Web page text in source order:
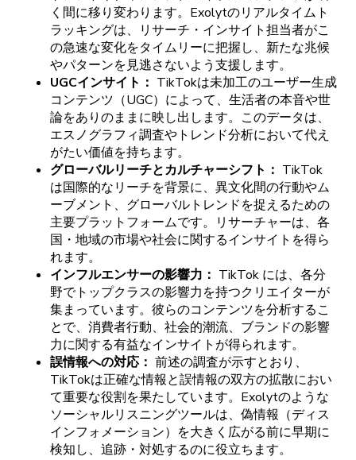
く 間に移り変わります。 Exolytのリアルタイムト
ラッキングは、
リサーチ ・ インサイト担当者がこ
の急速な変化をタイムリーに把握し、 新たな兆候
やパターンを見逃さないよう支援します。
UGCインサイト ： TikTokは未加工のユーザー生成
コンテンツ （UGC）によって、 生活者の本音や世
論をありのままに映し出します。 このデータは、
エスノグラフィ調査や トレンド分析において代え
がたい価値を持ちます。
グローバルリーチとカルチャーシフト ： TikTok
は国際的なリーチを背景に、 異文化間の行動やム
ーブメント、 グローバルトレンドを捉えるための
主要プラットフォームです。 リサーチャーは、 各
国 ・ 地域の市場や社会に関するインサイトを得ら
れます。
インフルエンサーの影響力 ： TikTok には、 各分
野でトップクラスの影響力を持つクリエイターが
集まっています。 彼らのコンテンツを分析するこ
とで、 消費者行動、 社会的潮流、 ブランドの影響
力に関する有益なインサイトが得られます。
誤情報への対応 ： 前述の調査が示すとおり、
TikTokは正確な情報と誤情報の双方の拡散におい
て重要な役割を果たしています。 Exolytのような
ソーシャルリスニングツールは、 偽情報 （ディス
インフォメーション）を大きく 広がる前に早期に
検知し、 追跡 ・ 対処するのに役立ちます。